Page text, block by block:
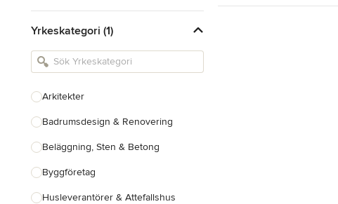
Yrkeskategori (1)
Arkitekter
Badrumsdesign & Renovering
Beläggning, Sten & Betong
Byggföretag
Husleverantörer & Attefallshus